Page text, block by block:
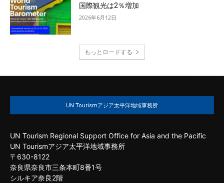
国際観光は2％増加
2026年6月12日
もっとロードする
UN Tourismアジア太平洋地域事務所
UN Tourism Regional Support Office for Asia and the Pacific
UN Tourismアジア太平洋地域事務所
〒630-8122
奈良県奈良市三条本町8番1号
シルキア奈良2階